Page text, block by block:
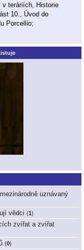
v teráriích, Historie
10., Úvod do
Porcellio;
uznávaný
vědci (1 )
zvířat a zvířat
(0)